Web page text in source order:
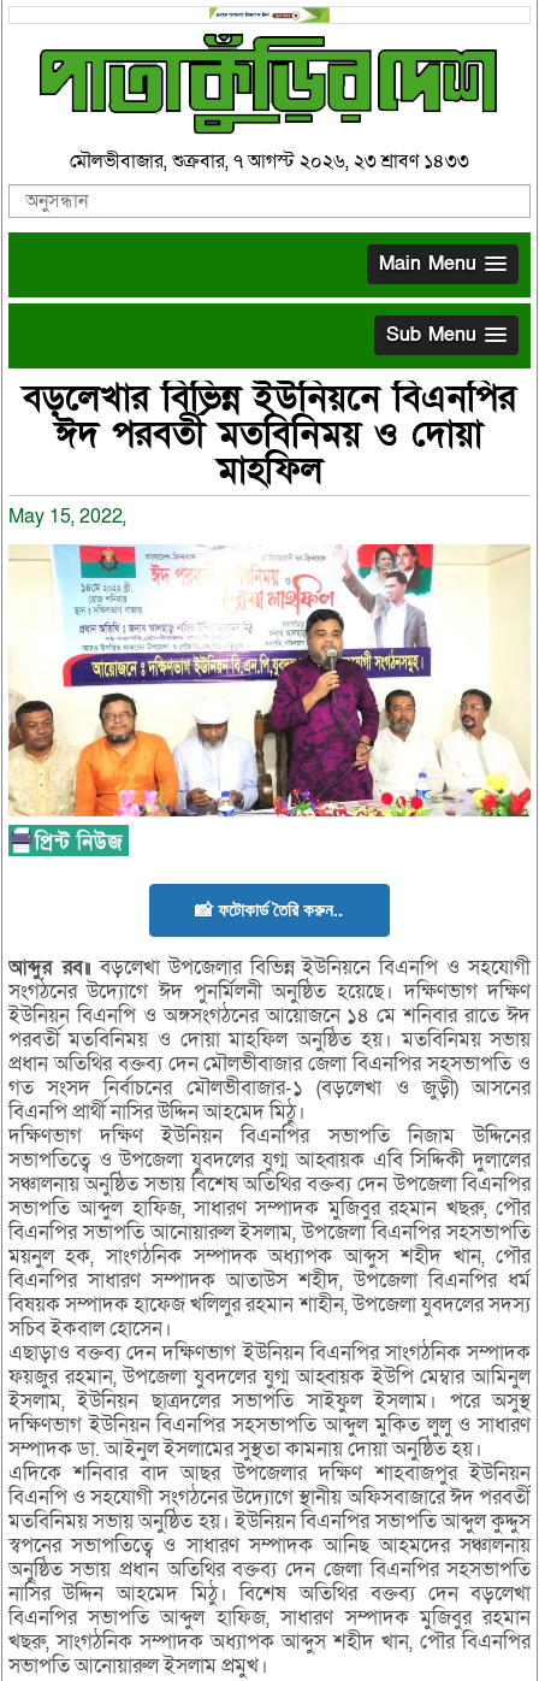
মৌলভীবাজার, শুক্রবার, ৭ আগস্ট ২০২৬, ২৩ শ্রাবণ ১৪৩৩
Main Menu
Sub Menu
বড়লেখার বিভিন্ন ইউনিয়নে বিএনপির
ঈদ পরবর্তী মতবিনিময় ও দোয়া
মাহফিল
May 15, 2022,
📸 ফটোকার্ড তৈরি করুন..
আব্দুর রব॥বড়লেখা উপজেলার বিভিন্ন ইউনিয়নে বিএনপি ও সহযোগী
সংগঠনের উদ্যোগে ঈদ পুনর্মিলনী অনুষ্ঠিত হয়েছে। দক্ষিণভাগ দক্ষিণ
ইউনিয়ন বিএনপি ও অঙ্গসংগঠনের আয়োজনে ১৪ মে শনিবার রাতে ঈদ
পরবর্তী মতবিনিময় ও দোয়া মাহফিল অনুষ্ঠিত হয়। মতবিনিময় সভায়
প্রধান অতিথির বক্তব্য দেন মৌলভীবাজার জেলা বিএনপির সহসভাপতি ও
গত সংসদ নির্বাচনের মৌলভীবাজার-১ (বড়লেখা ও জুড়ী) আসনের
বিএনপি প্রার্থী নাসির উদ্দিন আহমেদ মিঠু।
দক্ষিণভাগ দক্ষিণ ইউনিয়ন বিএনপির সভাপতি নিজাম উদ্দিনের
সভাপতিত্বে ও উপজেলা যুবদলের যুগ্ম আহ্বায়ক এবি সিদ্দিকী দুলালের
সঞ্চালনায় অনুষ্ঠিত সভায় বিশেষ অতিথির বক্তব্য দেন উপজেলা বিএনপির
সভাপতি আব্দুল হাফিজ, সাধারণ সম্পাদক মুজিবুর রহমান খছরু, পৌর
বিএনপির সভাপতি আনোয়ারুল ইসলাম, উপজেলা বিএনপির সহসভাপতি
ময়নুল হক, সাংগঠনিক সম্পাদক অধ্যাপক আব্দুস শহীদ খান, পৌর
বিএনপির সাধারণ সম্পাদক আতাউস শহীদ, উপজেলা বিএনপির ধর্ম
বিষয়ক সম্পাদক হাফেজ খলিলুর রহমান শাহীন, উপজেলা যুবদলের সদস্য
সচিব ইকবাল হোসেন।
এছাড়াও বক্তব্য দেন দক্ষিণভাগ ইউনিয়ন বিএনপির সাংগঠনিক সম্পাদক
ফয়জুর রহমান, উপজেলা যুবদলের যুগ্ম আহ্বায়ক ইউপি মেম্বার আমিনুল
ইসলাম, ইউনিয়ন ছাত্রদলের সভাপতি সাইফুল ইসলাম। পরে অসুস্থ
দক্ষিণভাগ ইউনিয়ন বিএনপির সহসভাপতি আব্দুল মুকিত লুলু ও সাধারণ
সম্পাদক ডা. আইনুল ইসলামের সুস্থতা কামনায় দোয়া অনুষ্ঠিত হয়।
এদিকে শনিবার বাদ আছর উপজেলার দক্ষিণ শাহবাজপুর ইউনিয়ন
বিএনপি ও সহযোগী সংগঠনের উদ্যোগে স্থানীয় অফিসবাজারে ঈদ পরবর্তী
মতবিনিময় সভায় অনুষ্ঠিত হয়। ইউনিয়ন বিএনপির সভাপতি আব্দুল কুদ্দুস
স্বপনের সভাপতিত্বে ও সাধারণ সম্পাদক আনিছ আহমদের সঞ্চালনায়
অনুষ্ঠিত সভায় প্রধান অতিথির বক্তব্য দেন জেলা বিএনপির সহসভাপতি
নাসির উদ্দিন আহমেদ মিঠু। বিশেষ অতিথির বক্তব্য দেন বড়লেখা
বিএনপির সভাপতি আব্দুল হাফিজ, সাধারণ সম্পাদক মুজিবুর রহমান
খছরু, সাংগঠনিক সম্পাদক অধ্যাপক আব্দুস শহীদ খান, পৌর বিএনপির
সভাপতি আনোয়ারুল ইসলাম প্রমুখ।